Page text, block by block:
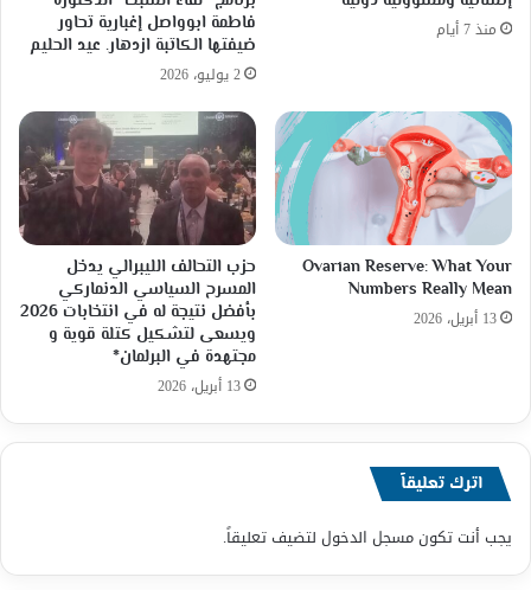
منذ 7 أيام
فاطمة ابوواصل إغبارية تحاور
ضيفتها الكاتبة ازدهار. عيد الحليم
2 يوليو، 2026
Ovarian Reserve: What Your
Numbers Really Mean
13 أبريل، 2026
حزب التحالف الليبرالي يدخل
المسرح السياسي الدنماركي
بأفضل نتيجة له في انتخابات 2026
ويسعى لتشكيل كتلة قوية و
مجتهدة في البرلمان*
13 أبريل، 2026
اترك تعليقاً
يجب أنت تكونمسجل الدخول لتضيف تعليقاً.